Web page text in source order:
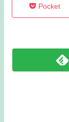
Pocket